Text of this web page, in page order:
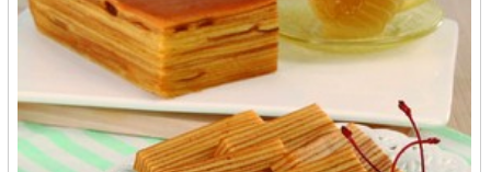
Mi Cook Mie Kocok - Bandung
Mickey Mouse - Banjarmasin
Mie Baso Sosis Yen - Bandung
Milansa Snack - Yogyakarta
Mirza - Pontianak
Misterpia - Malang